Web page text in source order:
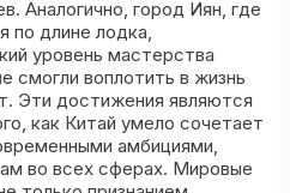
Аналогично, город Иян, где
по длине лодка,
уровень мастерства
смогли воплотить в жизнь
Эти достижения являются
как Китай умело сочетает
амбициями,
во всех сферах. Мировые